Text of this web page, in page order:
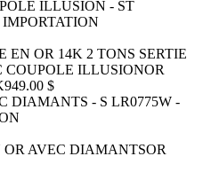
EN OR 14K 2 TONS SERTIE
ILLUSIONOR
949.00 $
OR AVEC DIAMANTSOR